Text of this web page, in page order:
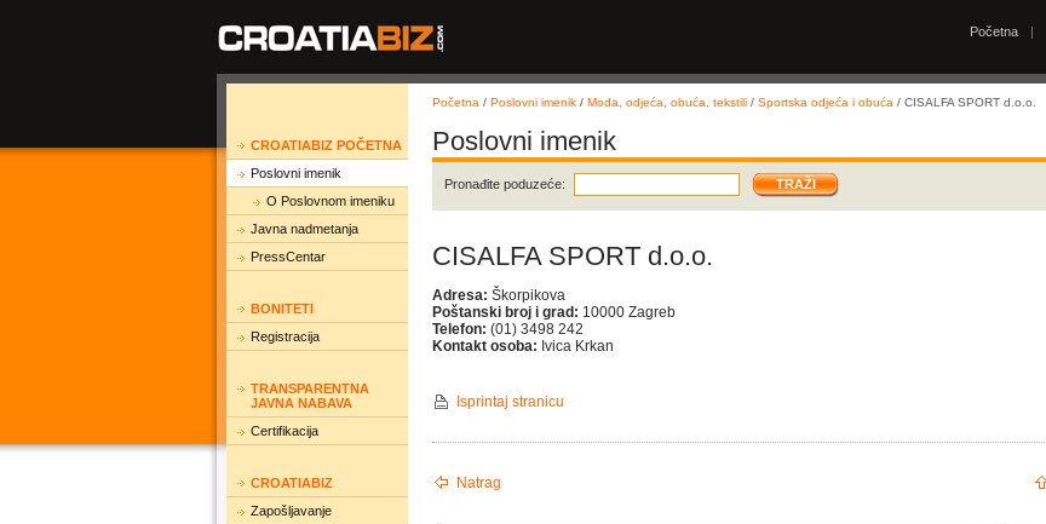
Početna |
CROATIABIZ POČETNA
Poslovni imenik
O Poslovnom imeniku
Javna nadmetanja
PressCentar
BONITETI
Registracija
TRANSPARENTNA
JAVNA NABAVA
Certifikacija
CROATIABIZ
Zapošljavanje
Početna / Poslovni imenik / Moda, odjeća, obuća, tekstili / Sportska odjeća i obuća / CISALFA SPORT d.o.o.
Poslovni imenik
Pronađite poduzeće:
CISALFA SPORT d.o.o.
Adresa: Škorpikova
Poštanski broj i grad: 10000 Zagreb
Telefon: (01) 3498 242
Kontakt osoba: Ivica Krkan
Isprintaj stranicu
Natrag